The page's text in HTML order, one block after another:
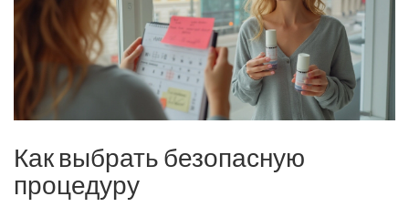
Как выбрать безопасную
процедуру